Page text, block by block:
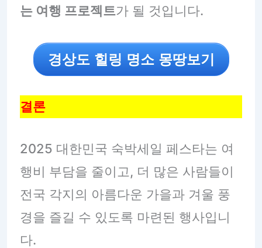
는 여행 프로젝트가 될 것입니다.
경상도 힐링 명소 몽땅보기
결론
2025 대한민국 숙박세일 페스타는 여
행비 부담을 줄이고, 더 많은 사람들이
전국 각지의 아름다운 가을과 겨울 풍
경을 즐길 수 있도록 마련된 행사입니
다.